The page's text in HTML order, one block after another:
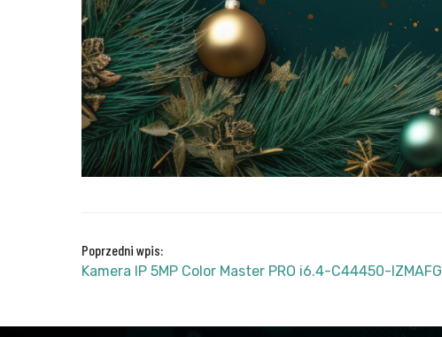
Poprzedni wpis:
Kamera IP 5MP Color Master PRO i6.4-C44450-IZMAFG